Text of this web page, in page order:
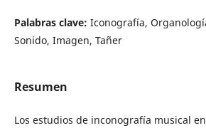
Palabras clave: Iconografía,
Sonido, Imagen, Tañer
Resumen
Los estudios de inconografía musical